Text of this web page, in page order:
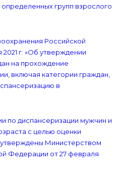
групп взрослого
Российской
г. «Об утверждении
на прохождение
включая категории граждан,
в
по диспансеризации мужчин и
с целью оценки
Министерством
Федерации от 27 февраля